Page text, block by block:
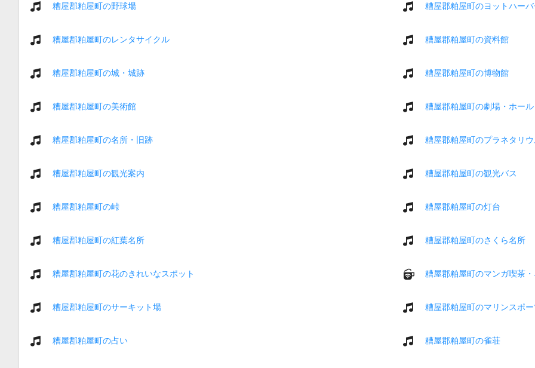
糟屋郡粕屋町の野球場 糟屋郡粕屋町のヨットハーバ
糟屋郡粕屋町のレンタサイクル 糟屋郡粕屋町の資料館
糟屋郡粕屋町の城・城跡 糟屋郡粕屋町の博物館
糟屋郡粕屋町の美術館 糟屋郡粕屋町の劇場・ホール
糟屋郡粕屋町の名所・旧跡 糟屋郡粕屋町のプラネタリ
糟屋郡粕屋町の観光案内 糟屋郡粕屋町の観光バス
糟屋郡粕屋町の峠 糟屋郡粕屋町の灯台
糟屋郡粕屋町の紅葉名所 糟屋郡粕屋町のさくら名所
糟屋郡粕屋町の花のきれいなスポット 糟屋郡粕屋町のマンガ喫茶
糟屋郡粕屋町のサーキット場 糟屋郡粕屋町のマリンスポー
糟屋郡粕屋町の占い 糟屋郡粕屋町の雀荘